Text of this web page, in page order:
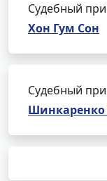
Судебный
Хон Гум Сон
Судебный
Шинкаренко